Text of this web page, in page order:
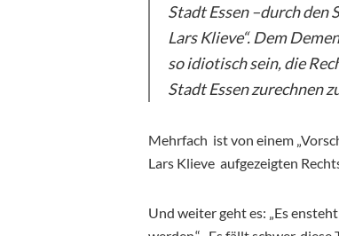
Stadt Essen –durch den
Lars Klieve“. Dem
so idiotisch sein, die
Stadt Essen zurechnen
Mehrfach ist von einem
Lars Klieve aufgezeigten
Und weiter geht es: „Es